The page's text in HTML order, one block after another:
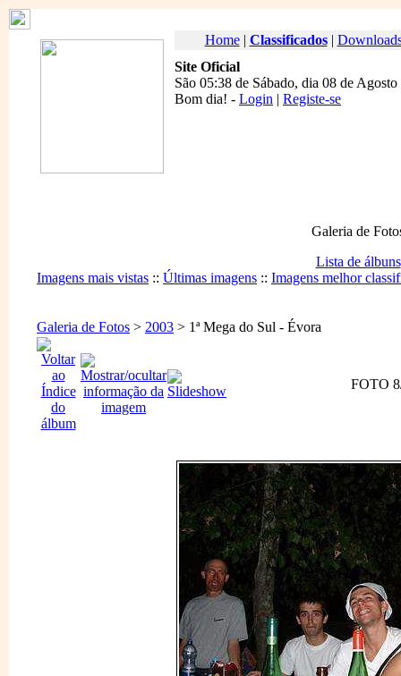
Home| Classificados|
Site Oficial
São 05:38 de Sábado, dia 08 de
Bom dia! - Login | Registe-se
Galeria de
Lista de álbuns
Imagens mais vistas :: Últimas imagens :: Imagens melhor
Galeria de Fotos > 2003 > 1ª Mega do Sul - Évora
FOTO